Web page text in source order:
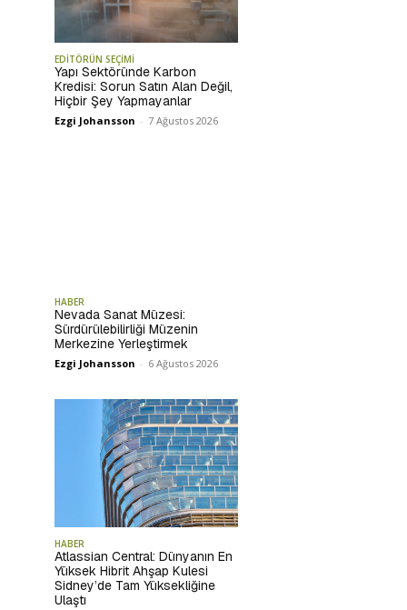
EDİTÖRÜN SEÇİMİ
Yapı Sektöründe Karbon
Kredisi: Sorun Satın Alan Değil,
Hiçbir Şey Yapmayanlar
Ezgi Johansson - 7 Ağustos 2026
HABER
Nevada Sanat Müzesi:
Sürdürülebilirliği Müzenin
Merkezine Yerleştirmek
Ezgi Johansson - 6 Ağustos 2026
HABER
Atlassian Central: Dünyanın En
Yüksek Hibrit Ahşap Kulesi
Sidney’de Tam Yüksekliğine
Ulaştı